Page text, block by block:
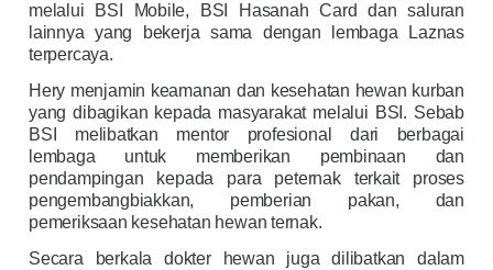
melalui BSI Mobile, BSI Hasanah Card dan saluran
lainnya yang bekerja sama dengan lembaga Laznas
terpercaya.
Hery menjamin keamanan dan kesehatan hewan kurban
yang dibagikan kepada masyarakat melalui BSI. Sebab
BSI melibatkan mentor profesional dari berbagai
lembaga untuk memberikan pembinaan dan
pendampingan kepada para peternak terkait proses
pengembangbiakkan, pemberian pakan, dan
pemeriksaan kesehatan hewan ternak.
Secara berkala dokter hewan juga dilibatkan dalam